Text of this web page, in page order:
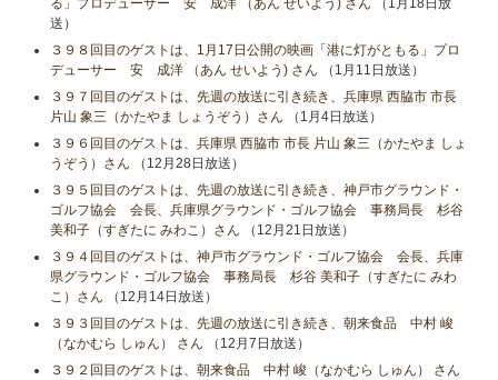
る」プロデューサー 安 成洋 （あん せいよう) さん （1月18日放
送）
３９８回目のゲストは、1月17日公開の映画「港に灯がともる」プロ
デューサー 安 成洋 （あん せいよう) さん （1月11日放送）
３９７回目のゲストは、先週の放送に引き続き、兵庫県 西脇市 市長
片山 象三（かたやま しょうぞう）さん （1月4日放送）
３９６回目のゲストは、兵庫県 西脇市 市長 片山 象三（かたやま しょ
うぞう）さん （12月28日放送）
３９５回目のゲストは、先週の放送に引き続き、神戸市グラウンド・
ゴルフ協会 会長、兵庫県グラウンド・ゴルフ協会 事務局長 杉谷
美和子（すぎたに みわこ）さん （12月21日放送）
３９４回目のゲストは、神戸市グラウンド・ゴルフ協会 会長、兵庫
県グラウンド・ゴルフ協会 事務局長 杉谷 美和子（すぎたに みわ
こ）さん （12月14日放送）
３９３回目のゲストは、先週の放送に引き続き、朝来食品 中村 峻
（なかむら しゅん） さん （12月7日放送）
３９２回目のゲストは、朝来食品 中村 峻（なかむら しゅん） さん